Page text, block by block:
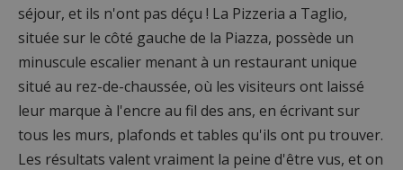
séjour, et ils n'ont pas déçu ! La Pizzeria a Taglio,
située sur le côté gauche de la Piazza, possède un
minuscule escalier menant à un restaurant unique
situé au rez-de-chaussée, où les visiteurs ont laissé
leur marque à l'encre au fil des ans, en écrivant sur
tous les murs, plafonds et tables qu'ils ont pu trouver.
Les résultats valent vraiment la peine d'être vus, et on